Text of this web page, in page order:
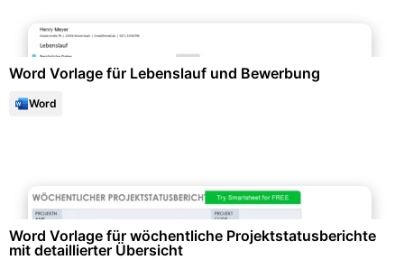
Word Vorlage für Lebenslauf und Bewerbung
Word
Word Vorlage für wöchentliche Projektstatusberichte
mit detaillierter Übersicht